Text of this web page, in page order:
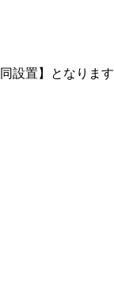
設置】となります